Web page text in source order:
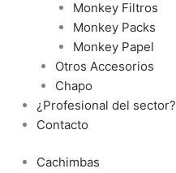
Monkey Filtros
Monkey Packs
Monkey Papel
Otros Accesorios
Chapo
¿Profesional del sector?
Contacto
Cachimbas